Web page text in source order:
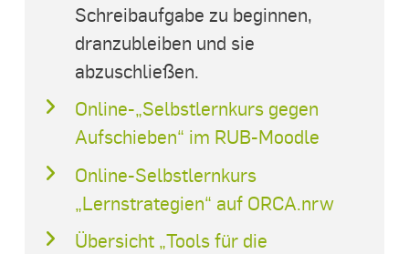
Schreibaufgabe zu beginnen,
dranzubleiben und sie
abzuschließen.
Online-„Selbstlernkurs gegen
Aufschieben“ im RUB-Moodle
Online-Selbstlernkurs
„Lernstrategien“ auf ORCA.nrw
Übersicht „Tools für die